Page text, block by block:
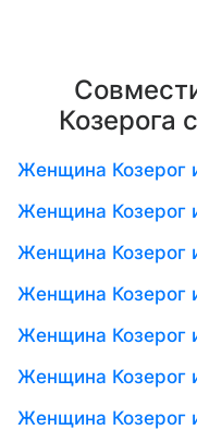
Козерога
Женщина Козерог
Женщина Козерог
Женщина Козерог
Женщина Козерог
Женщина Козерог
Женщина Козерог
Женщина Козерог